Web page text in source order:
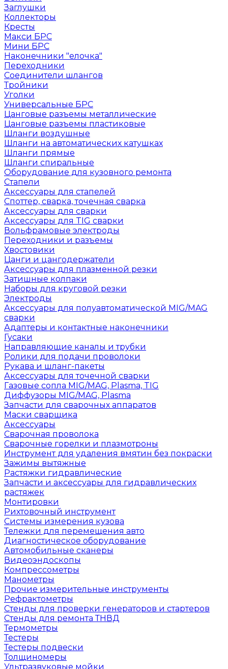
Заглушки
Коллекторы
Кресты
Макси БРС
Мини БРС
Наконечники "елочка"
Переходники
Соединители шлангов
Тройники
Уголки
Универсальные БРС
Цанговые разъемы металлические
Цанговые разъемы пластиковые
Шланги воздушные
Шланги на автоматических катушках
Шланги прямые
Шланги спиральные
Оборудование для кузовного ремонта
Стапели
Аксессуары для стапелей
Споттер, сварка, точечная сварка
Аксессуары для сварки
Аксессуары для TIG сварки
Вольфрамовые электроды
Переходники и разъемы
Хвостовики
Цанги и цангодержатели
Аксессуары для плазменной резки
Затишные колпаки
Наборы для круговой резки
Электроды
Аксессуары для полуавтоматической MIG/MAG
сварки
Адаптеры и контактные наконечники
Гусаки
Направляющие каналы и трубки
Ролики для подачи проволоки
Рукава и шланг-пакеты
Аксессуары для точечной сварки
Газовые сопла MIG/MAG, Plasma, TIG
Диффузоры MIG/MAG, Plasma
Запчасти для сварочных аппаратов
Маски сварщика
Аксессуары
Сварочная проволока
Сварочные горелки и плазмотроны
Инструмент для удаления вмятин без покраски
Зажимы вытяжные
Растяжки гидравлические
Запчасти и аксессуары для гидравлических
растяжек
Монтировки
Рихтовочный инструмент
Системы измерения кузова
Тележки для перемещения авто
Диагностическое оборудование
Автомобильные сканеры
Видеоэндоскопы
Компрессометры
Манометры
Прочие измерительные инструменты
Рефрактометры
Стенды для проверки генераторов и стартеров
Стенды для ремонта ТНВД
Термометры
Тестеры
Тестеры подвески
Толщиномеры
Ультразвуковые мойки